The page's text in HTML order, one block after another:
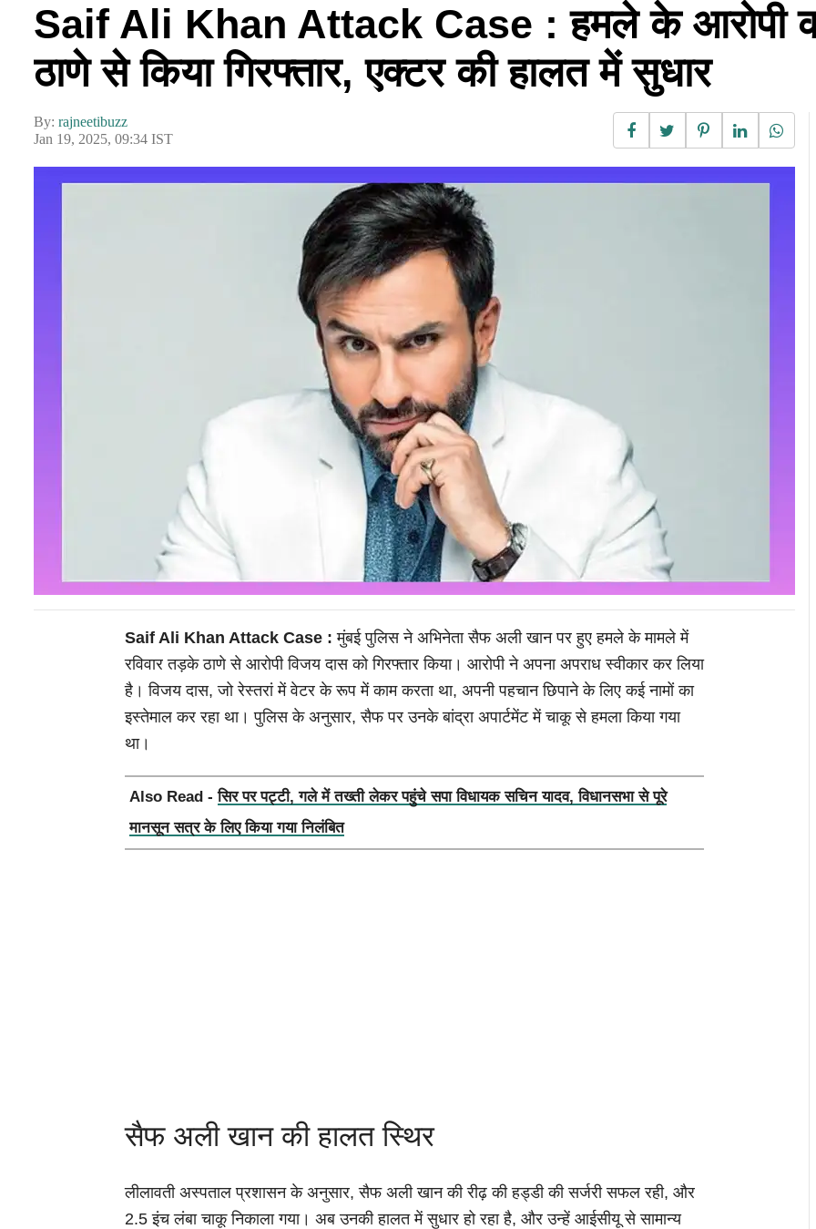
Saif Ali Khan Attack Case : हमले के आरोपी
ठाणे से किया गिरफ्तार, एक्टर की हालत में सुधार
By: rajneetibuzz
Jan 19, 2025, 09:34 IST
Saif Ali Khan Attack Case :मुंबई पुलिस ने अभिनेता सैफ अली खान पर हुए हमले के मामले में
रविवार तड़के ठाणे से आरोपी विजय दास को गिरफ्तार किया। आरोपी ने अपना अपराध स्वीकार कर लिया
है। विजय दास, जो रेस्तरां में वेटर के रूप में काम करता था, अपनी पहचान छिपाने के लिए कई नामों का
इस्तेमाल कर रहा था। पुलिस के अनुसार, सैफ पर उनके बांद्रा अपार्टमेंट में चाकू से हमला किया गया
था।
Also Read -सिर पर पट्टी, गले में तख्ती लेकर पहुंचे सपा विधायक सचिन यादव, विधानसभा से पूरे
मानसून सत्र के लिए किया गया निलंबित
सैफ अली खान की हालत स्थिर
लीलावती अस्पताल प्रशासन के अनुसार, सैफ अली खान की रीढ़ की हड्डी की सर्जरी सफल रही, और
2.5 इंच लंबा चाकू निकाला गया। अब उनकी हालत में सुधार हो रहा है, और उन्हें आईसीयू से सामान्य